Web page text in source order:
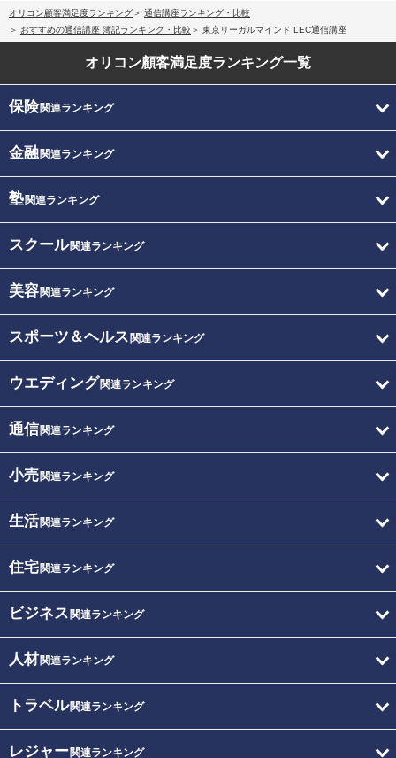
オリコン顧客満足度ランキング
通信講座ランキング・比較
おすすめの通信講座 簿記ランキング・比較
東京リーガルマインド LEC通信講座
オリコン顧客満足度ランキング一覧
保険関連ランキング
金融関連ランキング
塾関連ランキング
スクール関連ランキング
美容関連ランキング
スポーツ＆ヘルス 関連ランキング
ウエディング関連ランキング
通信関連ランキング
小売関連ランキング
生活関連ランキング
住宅関連ランキング
ビジネス 関連ランキング
人材関連ランキング
トラベル関連ランキング
レジャー関連ランキング